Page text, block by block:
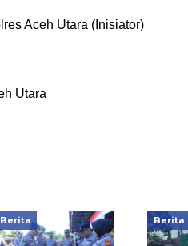
Aceh Utara (Inisiator)
Utara
Berita Berita